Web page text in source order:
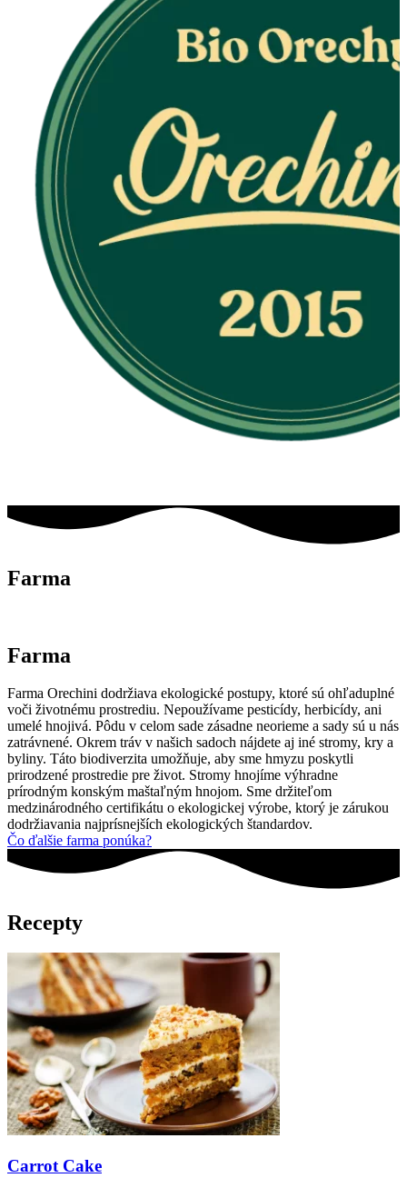
Farma
Farma
Farma Orechini dodržiava ekologické postupy, ktoré sú ohľaduplné
voči životnému prostrediu. Nepoužívame pesticídy, herbicídy, ani
umelé hnojivá. Pôdu v celom sade zásadne neorieme a sady sú u nás
zatrávnené. Okrem tráv v našich sadoch nájdete aj iné stromy, kry a
byliny. Táto biodiverzita umožňuje, aby sme hmyzu poskytli
prirodzené prostredie pre život. Stromy hnojíme výhradne
prírodným konským maštaľným hnojom. Sme držiteľom
medzinárodného certifikátu o ekologickej výrobe, ktorý je zárukou
dodržiavania najprísnejších ekologických štandardov.
Čo ďalšie farma ponúka?
Recepty
Carrot Cake